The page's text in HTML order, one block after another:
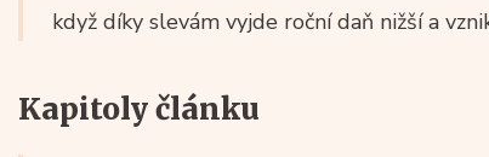
když díky slevám vyjde roční daň nižší a
Kapitoly článku